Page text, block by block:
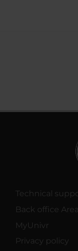
Technical
Back office
MyUnivr
Privacy policy